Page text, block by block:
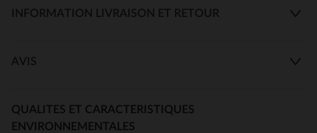
INFORMATION LIVRAISON ET RETOUR
AVIS
QUALITES ET CARACTERISTIQUES
ENVIRONNEMENTALES